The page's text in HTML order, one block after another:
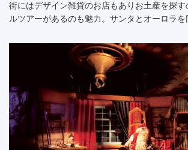
街にはデザイン雑貨のお店もありお土産を探
ルツアーがあるのも魅力。サンタとオーロラ